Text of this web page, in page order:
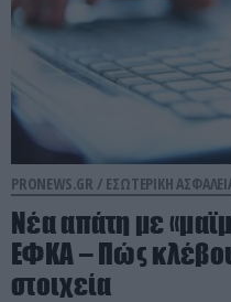
PRONEWS.GR / ΕΣΩΤΕΡΙΚΗ
Νέα απάτη με
ΕΦΚΑ – Πώς
στοιχεία